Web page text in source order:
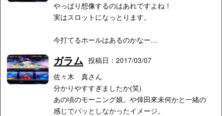
やっぱり想像するのはあれですよね！
実はスロットになっとります。
今打てるホールはあるのかなー…
ガラム 投稿日：2017/03/07
佐々木 真さん
分かりやすすぎましたか(笑)
あの頃のモーニング娘。や倖田來未何かと一緒の
感じでパッとしなかったイメージ。